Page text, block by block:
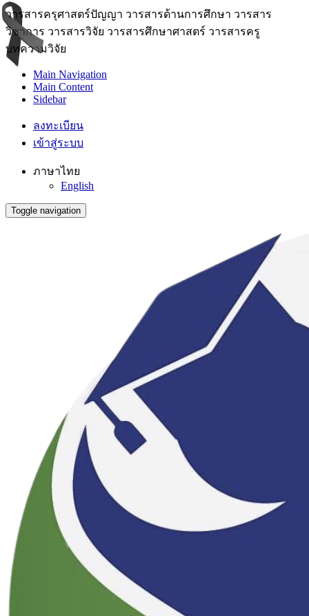
วารสารครุศาสตร์ปัญญา วารสารด้านการศึกษา วารสาร
วิชาการ วารสารวิจัย วารสารศึกษาศาสตร์ วารสารครู
บทความวิจัย
Main Navigation
Main Content
Sidebar
ลงทะเบียน
เข้าสู่ระบบ
ภาษาไทย
English
Toggle navigation